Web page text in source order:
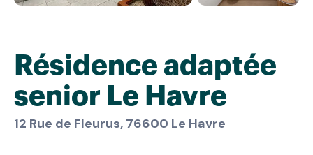
Résidence adaptée
senior Le Havre
12 Rue de Fleurus, 76600 Le Havre